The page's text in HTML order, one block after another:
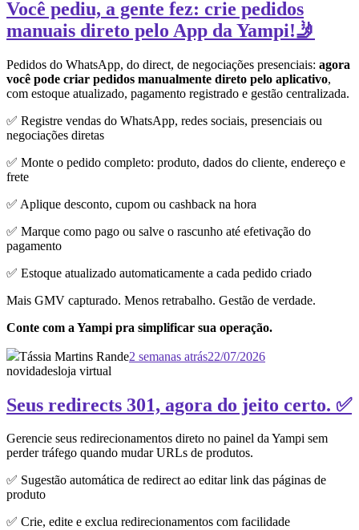
Você pediu, a gente fez: crie pedidos
manuais direto pelo App da Yampi!🤳
Pedidos do WhatsApp, do direct, de negociações presenciais: agora
você pode criar pedidos manualmente direto pelo aplicativo,
com estoque atualizado, pagamento registrado e gestão centralizada.
✅ Registre vendas do WhatsApp, redes sociais, presenciais ou
negociações diretas
✅ Monte o pedido completo: produto, dados do cliente, endereço e
frete
✅ Aplique desconto, cupom ou cashback na hora
✅ Marque como pago ou salve o rascunho até efetivação do
pagamento
✅ Estoque atualizado automaticamente a cada pedido criado
Mais GMV capturado. Menos retrabalho. Gestão de verdade.
Conte com a Yampi pra simplificar sua operação.
Tássia Martins Rande2 semanas atrás22/07/2026
novidadesloja virtual
Seus redirects 301, agora do jeito certo. ✅
Gerencie seus redirecionamentos direto no painel da Yampi sem
perder tráfego quando mudar URLs de produtos.
✅ Sugestão automática de redirect ao editar link das páginas de
produto
✅ Crie, edite e exclua redirecionamentos com facilidade